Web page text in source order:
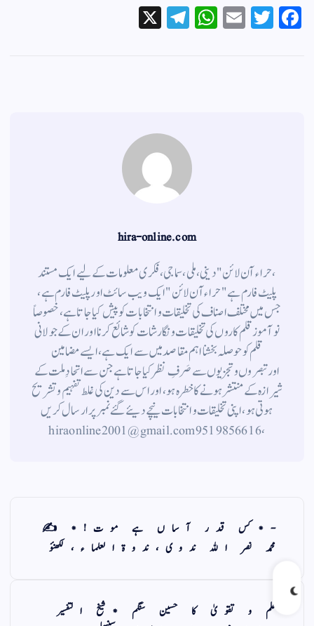
Fa
ce
T
wi
E
m
W
ha
Te
le
hira-online.com
،حراء آن لائن" دینی ، ملی ، سماجی ، فکری معلومات کے لیے ایک مستند
پلیٹ فارم ہے " حراء آن لائن " ایک ویب سائٹ اور پلیٹ فارم ہے ،
جس میں مختلف اصناف کی تخلیقات و انتخابات کو پیش کیا جاتا ہے ، خصوصاً
نوآموز قلم کاروں کی تخلیقات و نگارشات کو شائع کرنا اور ان کے جولانی
قلم کوحوصلہ بخشنا اہم مقاصد میں سے ایک ہے ، ایسے مضامین
اورتبصروں وتجزیوں سے صَرفِ نظر کیا جاتاہے جن سے اتحادِ ملت کے
شیرازہ کے منتشر ہونے کاخطرہ ہو ، اور اس سے دین کی غلط تفہیم وتشریح
ہوتی ہو، اپنی تخلیقات و انتخابات نیچے دیئے گئے نمبر پر ارسال کریں
، 9519856616 hiraonline2001@gmail.com
-*کس قدر آساں ہے موت!* ✍️
محمد نصر الله ندوی،ندوةالعلماء،لکھنؤ
علم و تقویٰ کا حسین سنگم *شیخ التفسیر